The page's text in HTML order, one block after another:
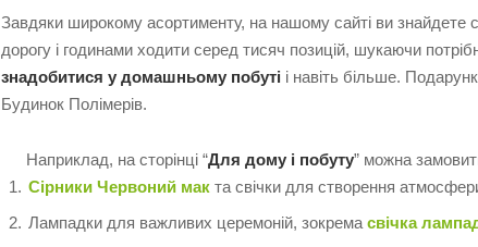
Завдяки широкому асортименту, на нашому сайті ви знайдете
дорогу і годинами ходити серед тисяч позицій, шукаючи
знадобитися у домашньому побуті і навіть більше.
Будинок Полімерів.
Наприклад, на сторінці “Для дому і побуту” можна
Сірники Червоний мак та свічки для створення
Лампадки для важливих церемоній, зокрема свічка